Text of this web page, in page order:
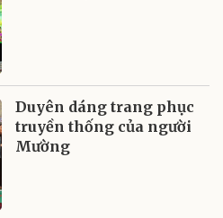
Duyên dáng trang phục
truyền thống của người
Mường